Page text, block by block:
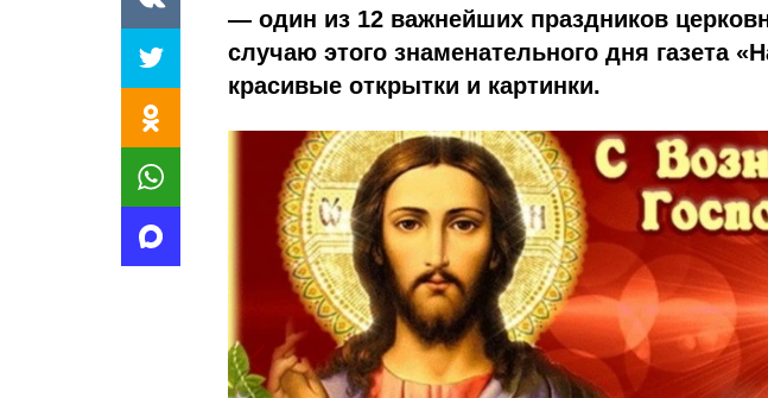
— один из 12 важнейших праздников
случаю этого знаменательного дня газета
красивые открытки и картинки.